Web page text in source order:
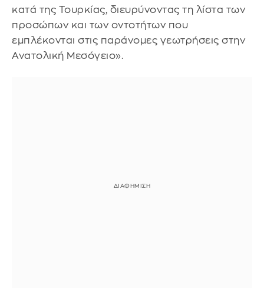
κατά της Τουρκίας, διευρύνοντας τη λίστα των
προσώπων και των οντοτήτων που
εμπλέκονται στις παράνομες γεωτρήσεις στην
Ανατολική Μεσόγειο».